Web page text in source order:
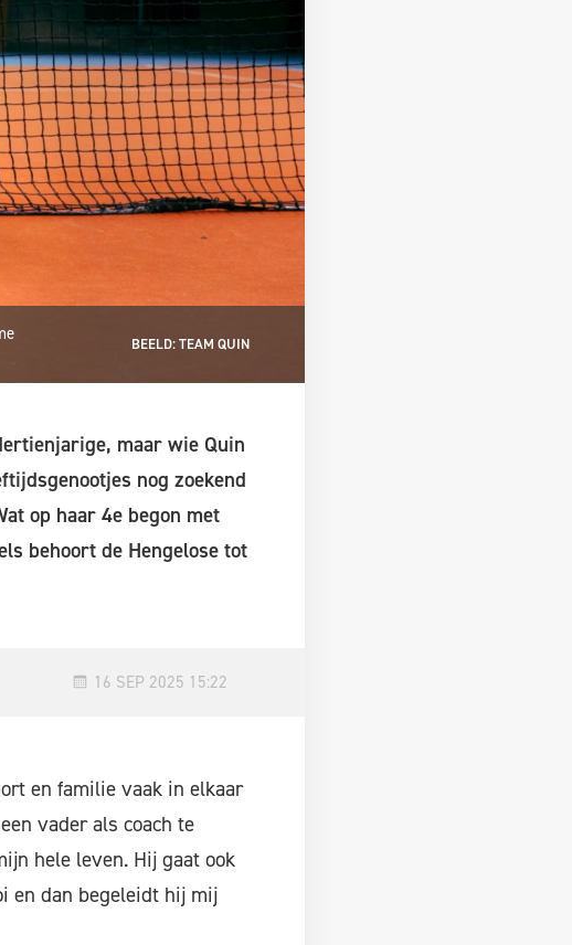
BEELD: TEAM QUIN
maar wie Quin
nog zoekend
op haar 4e begon met
behoort de Hengelose tot
16 SEP 2025 15:22
en familie vaak in elkaar
vader als coach te
hele leven. Hij gaat ook
en dan begeleidt hij mij